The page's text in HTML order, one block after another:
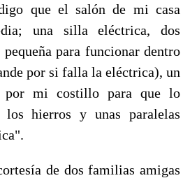
que el salón de mi casa
una silla eléctrica, dos
para funcionar dentro
por si falla la eléctrica), un
mi costillo para que lo
hierros y unas paralelas
de dos familias amigas